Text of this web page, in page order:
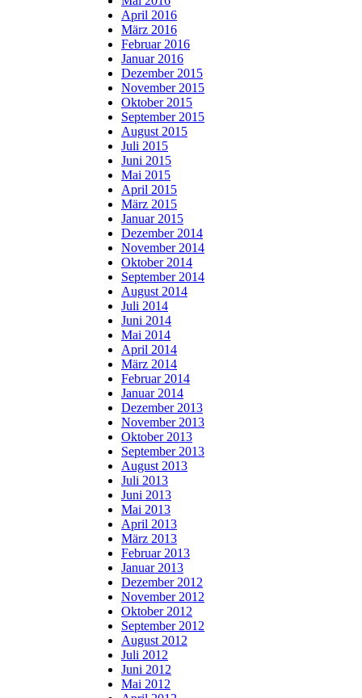
April 2016
März 2016
Februar 2016
Januar 2016
Dezember 2015
November 2015
Oktober 2015
September 2015
August 2015
Juli 2015
Juni 2015
Mai 2015
April 2015
März 2015
Januar 2015
Dezember 2014
November 2014
Oktober 2014
September 2014
August 2014
Juli 2014
Juni 2014
Mai 2014
April 2014
März 2014
Februar 2014
Januar 2014
Dezember 2013
November 2013
Oktober 2013
September 2013
August 2013
Juli 2013
Juni 2013
Mai 2013
April 2013
März 2013
Februar 2013
Januar 2013
Dezember 2012
November 2012
Oktober 2012
September 2012
August 2012
Juli 2012
Juni 2012
Mai 2012